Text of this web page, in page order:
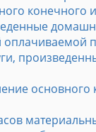
конечного
оплачиваемой